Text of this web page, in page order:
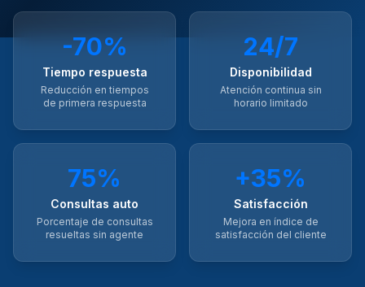
-70%
Tiempo respuesta
Reducción en tiempos
de primera respuesta
24/7
Disponibilidad
Atención continua sin
horario limitado
75%
Consultas auto
Porcentaje de consultas
resueltas sin agente
+35%
Satisfacción
Mejora en índice de
satisfacción del cliente